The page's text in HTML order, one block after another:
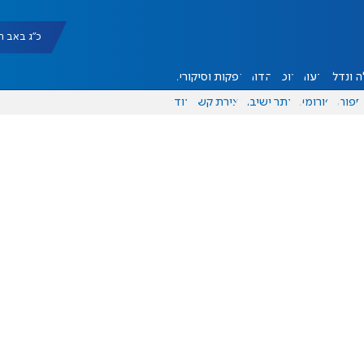
כ"ג באב תשפ"ו
ונדל"ן דעות אוכל יהדות הפקות וסיקורים
ספורט פורומים אתר ישיבה יצירת קשר עוד